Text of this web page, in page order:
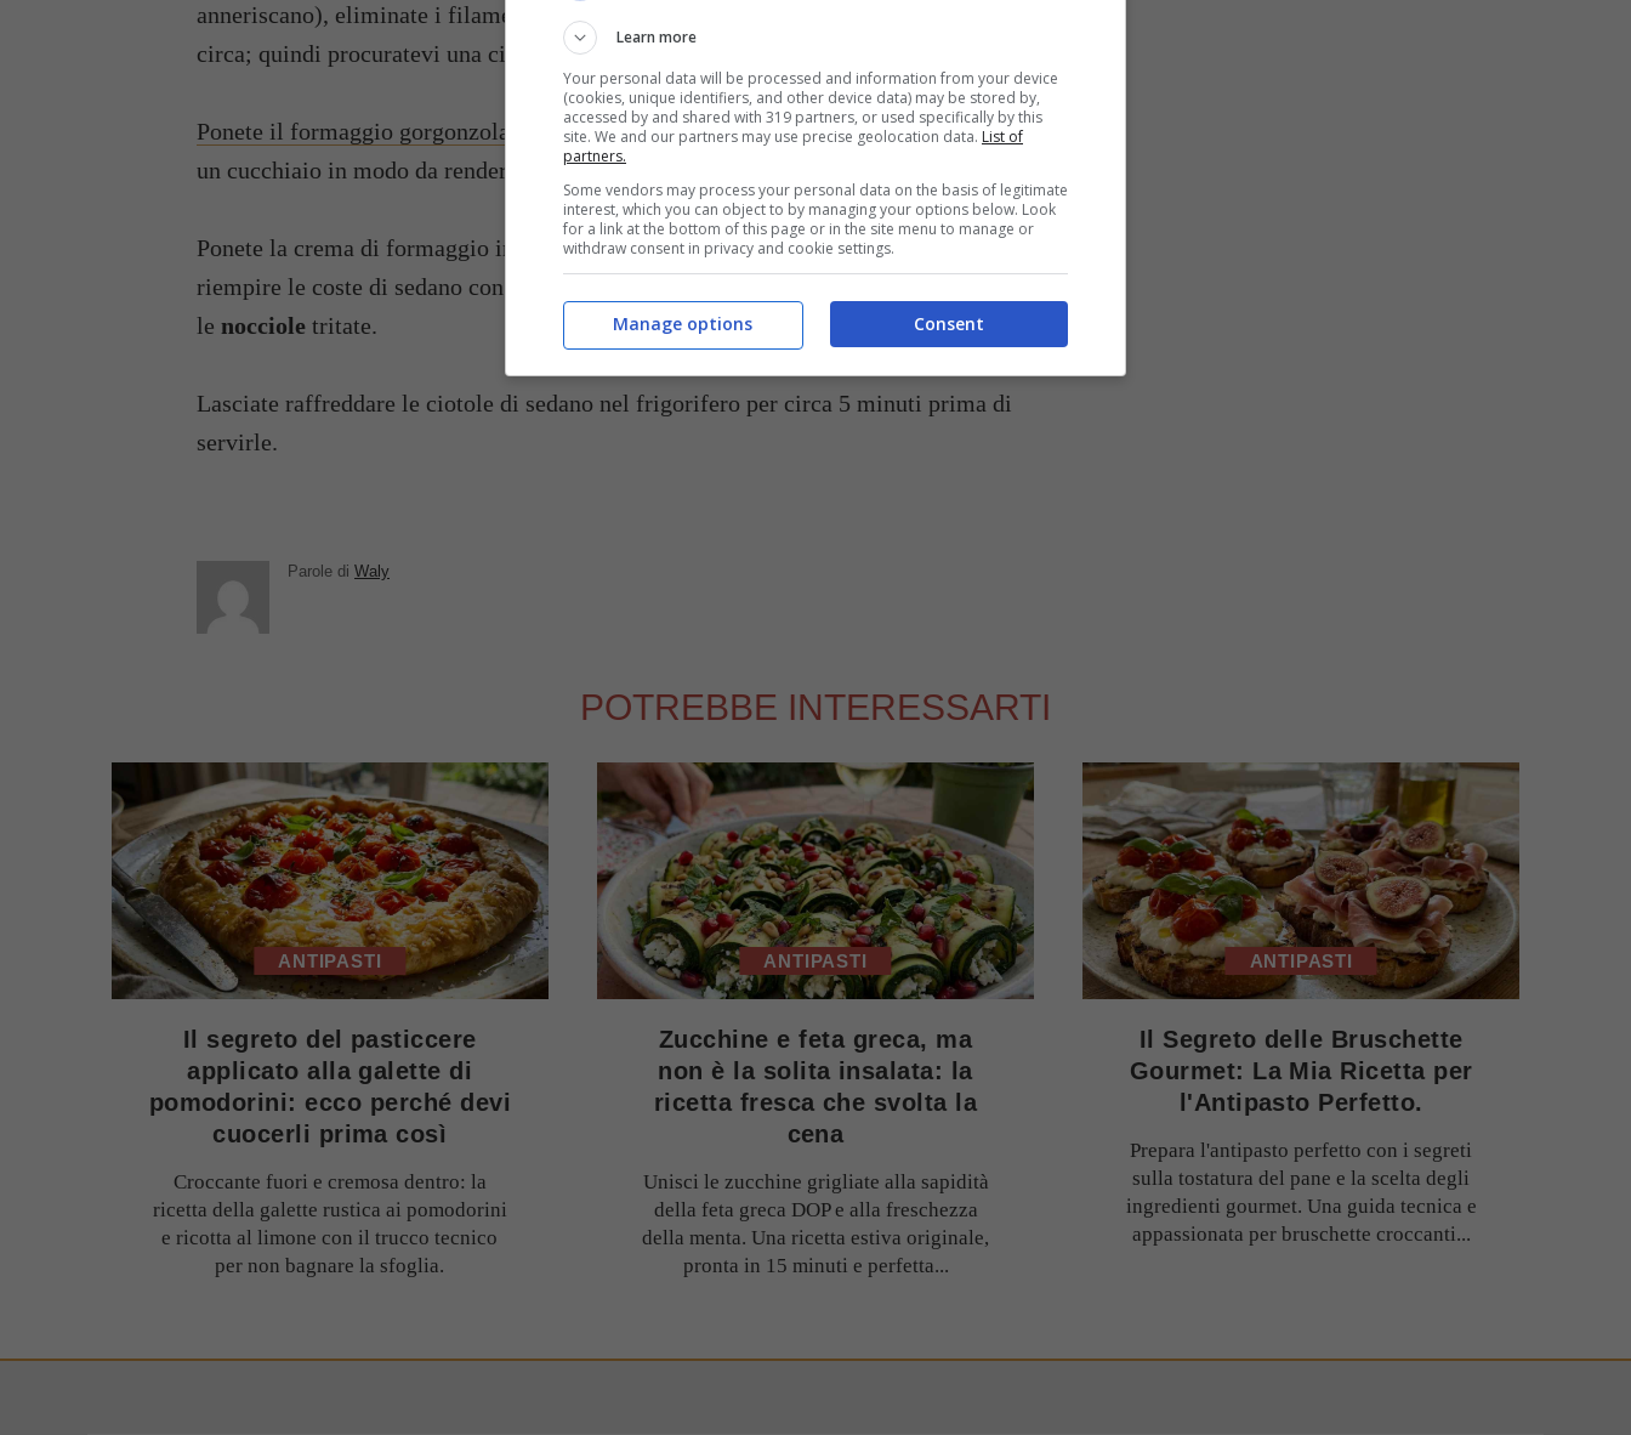
anneriscano), eliminate i filamenti esterni e tagliatele a tocchetti di 10 centimetri
circa; quindi procuratevi una ciotola.
Ponete il formaggio gorgonzola caprinonella ciotola e mescolateli assieme con
un cucchiaio in modo da rendere il composto cremoso e omogeneo.
Ponete la crema di formaggio in una sacca da pasticceria che utilizzerete per
riempire le coste di sedano con facilità; quindi spolverizzate il vostro antipasto con
le nocciole tritate.
Lasciate raffreddare le ciotole di sedano nel frigorifero per circa 5 minuti prima di
servirle.
Parole di Waly
POTREBBE INTERESSARTI
ANTIPASTI
Il segreto del pasticcere
applicato alla galette di
pomodorini: ecco perché devi
cuocerli prima così
Croccante fuori e cremosa dentro: la
ricetta della galette rustica ai pomodorini
e ricotta al limone con il trucco tecnico
per non bagnare la sfoglia.
ANTIPASTI
Zucchine e feta greca, ma
non è la solita insalata: la
ricetta fresca che svolta la
cena
Unisci le zucchine grigliate alla sapidità
della feta greca DOP e alla freschezza
della menta. Una ricetta estiva originale,
pronta in 15 minuti e perfetta...
ANTIPASTI
Il Segreto delle Bruschette
Gourmet: La Mia Ricetta per
l'Antipasto Perfetto.
Prepara l'antipasto perfetto con i segreti
sulla tostatura del pane e la scelta degli
ingredienti gourmet. Una guida tecnica e
appassionata per bruschette croccanti...
Learn more
Your personal data will be processed and information from your device
(cookies, unique identifiers, and other device data) may be stored by,
accessed by and shared with 319 partners, or used specifically by this
site. We and our partners may use precise geolocation data. List of
partners.
Some vendors may process your personal data on the basis of legitimate
interest, which you can object to by managing your options below. Look
for a link at the bottom of this page or in the site menu to manage or
withdraw consent in privacy and cookie settings.
Consent
Manage options